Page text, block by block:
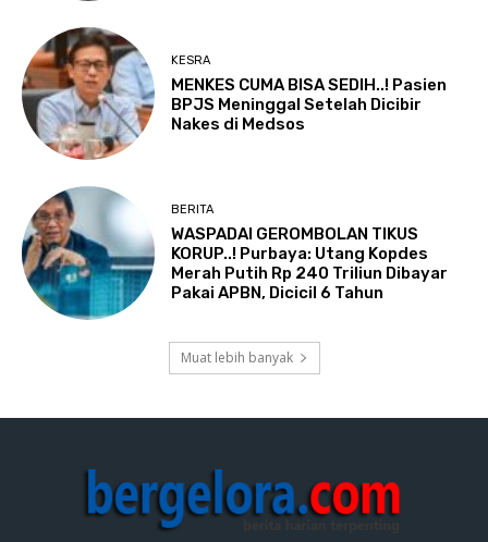
KESRA
MENKES CUMA BISA SEDIH..! Pasien
BPJS Meninggal Setelah Dicibir
Nakes di Medsos
BERITA
WASPADAI GEROMBOLAN TIKUS
KORUP..! Purbaya: Utang Kopdes
Merah Putih Rp 240 Triliun Dibayar
Pakai APBN, Dicicil 6 Tahun
Muat lebih banyak